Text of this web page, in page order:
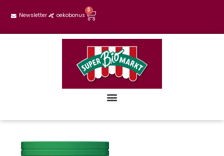
Newsletter oekobonus
0